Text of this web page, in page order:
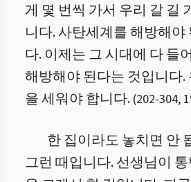
게 몇 번씩 가서 우리 갈 길
니다. 사탄세계를 해방해야
다. 이제는 그 시대에 다 들
해방해야 된다는 것입니다.
을 세워야 합니다. (202-304,
한 집이라도 놓치면 안
그런 때입니다. 선생님이